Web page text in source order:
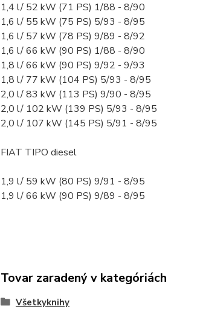
1,4 l/ 52 kW (71 PS) 1/88 - 8/90
1,6 l/ 55 kW (75 PS) 5/93 - 8/95
1,6 l/ 57 kW (78 PS) 9/89 - 8/92
1,6 l/ 66 kW (90 PS) 1/88 - 8/90
1,8 l/ 66 kW (90 PS) 9/92 - 9/93
1,8 l/ 77 kW (104 PS) 5/93 - 8/95
2,0 l/ 83 kW (113 PS) 9/90 - 8/95
2,0 l/ 102 kW (139 PS) 5/93 - 8/95
2,0 l/ 107 kW (145 PS) 5/91 - 8/95
FIAT TIPO diesel
1,9 l/ 59 kW (80 PS) 9/91 - 8/95
1,9 l/ 66 kW (90 PS) 9/89 - 8/95
Tovar zaradený v kategóriách
Všetkyknihy